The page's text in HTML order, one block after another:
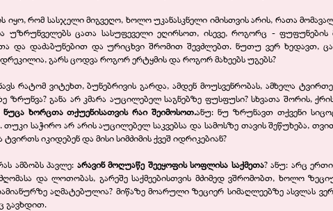
იყო, რომ სასჯელი მიგვეღო, ხოლო უკანასკნელი იმისთვის არის, რათა
უზრუნველებს ცათა სასუფეველი ეღირსოთ, ისევე, როგორც - ფუფუნების
და დაძაბუნებით და ურიცხვი შრომით შევძლებთ. ნუთუ ვერ ხედავთ,
გარს ცოდვა როგორ ერტყმის და როგორ მახეებს უგებს?
რატომ ვიტეხთ, ბუნებრივის გარდა, ამდენ მოუსვენრობას, ამხელა
ზრუნვა? განა არ კმარა აუცილებელ საგნებზე ფუსფუსი? სხვათა შორის,
ხორცთა თქუენისათვის რაი შეიმოსოთ.ანუ: ნუ ზრუნავთ თქვენი
თუკი საჭირო არ არის აუცილებელ საკვებსა და სამოსზე თავის შეწუხება,
იკიდებენ და მისი სიმძიმის ქვეშ იდრიკებიან?
ამბობს პავლე: არავინ მოღუაწე შეეყოფის სოფლისა საქმეთა? ანუ: არც
და ლოთობას, გარეშე საქმეებისთვის მძიმედ ვშრომობთ, ხოლო
აღმატებულია? მიწაზე მოარული ზეციერ სიმაღლეებზე ასვლას
გავხდით.